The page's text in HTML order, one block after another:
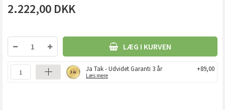
2.222,00 DKK
LÆG I KURVEN
Ja Tak - Udvidet Garanti 3 år
Læs mere
+89,00